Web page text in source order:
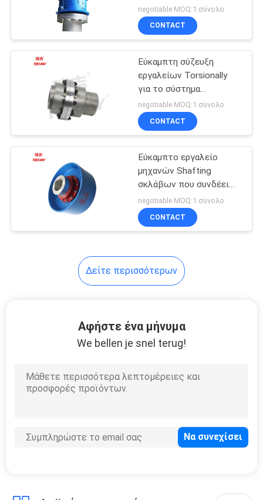
Κατάλογοι
Ηλεκτρικός
κινητήρας
Bellhousing
Υδραυλική αντλία
δεξαμενή
ζωνών συζεύξεων
πλέγματος ροπής
μεταλλική
negotiable MOQ:1 σύνολο
CONTACT
Εύκαμπτη σύζευξη
εργαλείων Torsionally
για το σύστημα
μετάδοσης άξονων
negotiable MOQ:1 σύνολο
CONTACT
Εύκαμπτο εργαλείο
μηχανών Shafting
σκλάβων που συνδέει
8800 περιστροφές/
λεπτό για τον κύριο
μηχανημάτων δύναμης
negotiable MOQ:1 σύνολο
CONTACT
Δείτε περισσότερων
Αφήστε ένα μήνυμα
We bellen je snel terug!